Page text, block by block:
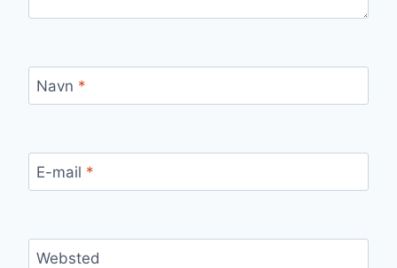
Navn *
E-mail *
Websted